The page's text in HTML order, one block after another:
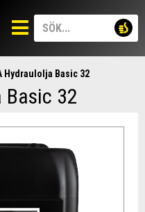
Hydraulolja Basic 32
Basic 32